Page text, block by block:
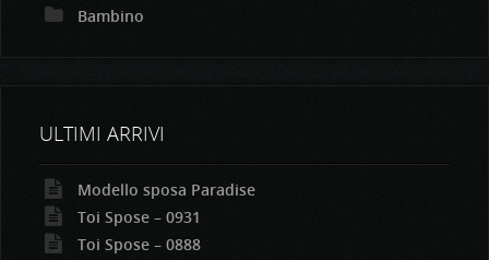
Bambino
ULTIMI ARRIVI
Modello sposa Paradise
Toi Spose – 0931
Toi Spose – 0888